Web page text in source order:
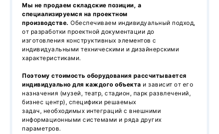
Мы не продаем складские позиции, а
специализируемся на проектном
производстве. Обеспечиваем индивидуальный подход,
от разработки проектной документации до
изготовления конструктивных элементов с
индивидуальными техническими и дизайнерскими
характеристиками.
Поэтому стоимость оборудования рассчитывается
индивидуально для каждого объекта и зависит от его
назначения (музей, театр, стадион, парк развлечений,
бизнес центр), специфики решаемых
задач, необходимых интеграций с внешними
информационными системами и ряда других
параметров.